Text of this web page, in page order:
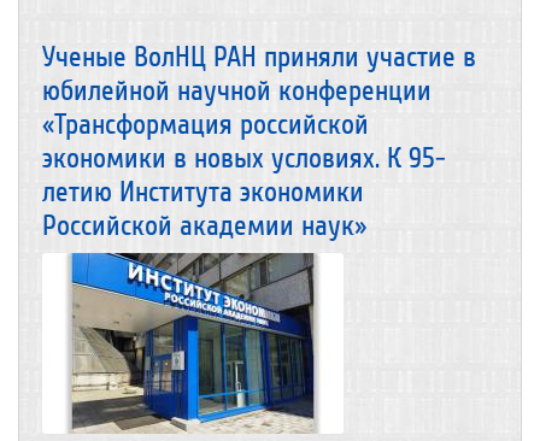
Ученые ВолНЦ РАН приняли участие в
юбилейной научной конференции
«Трансформация российской
экономики в новых условиях. К 95-
летию Института экономики
Российской академии наук»